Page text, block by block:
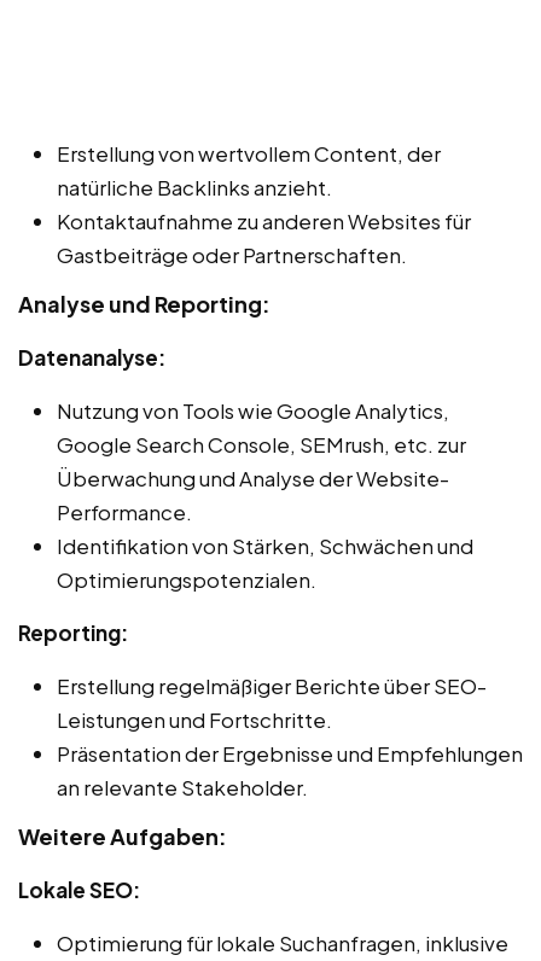
Erstellung von wertvollem Content, der
natürliche Backlinks anzieht.
Kontaktaufnahme zu anderen Websites für
Gastbeiträge oder Partnerschaften.
Analyse und Reporting:
Datenanalyse:
Nutzung von Tools wie Google Analytics,
Google Search Console, SEMrush, etc. zur
Überwachung und Analyse der Website-
Performance.
Identifikation von Stärken, Schwächen und
Optimierungspotenzialen.
Reporting:
Erstellung regelmäßiger Berichte über SEO-
Leistungen und Fortschritte.
Präsentation der Ergebnisse und Empfehlungen
an relevante Stakeholder.
Weitere Aufgaben:
Lokale SEO:
Optimierung für lokale Suchanfragen, inklusive